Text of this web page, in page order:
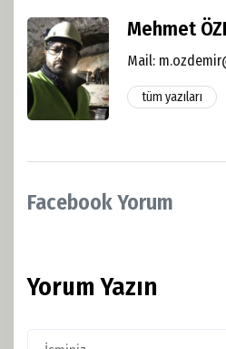
Mehmet
Mail:
tüm yazıları
Facebook Yorum
Yorum Yazın